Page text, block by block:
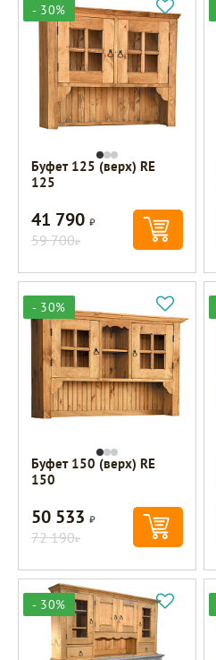
- 30%
Буфет 125 (верх) RE
125
41 790Р
59 700Р
- 30%
Буфет 150 (верх) RE
150
50 533Р
72 190Р
- 30%